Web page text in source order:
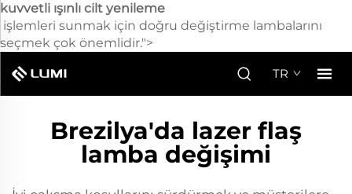
kuvvetli ışınlı cilt yenileme
işlemleri sunmak için doğru değiştirme lambalarını
seçmek çok önemlidir.">
TR
Brezilya'da lazer flaş
lamba değişimi